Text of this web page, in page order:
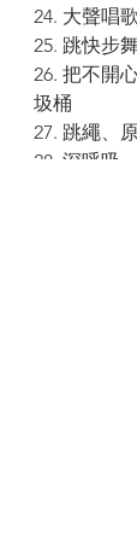
24. 大聲唱歌
25. 跳快步
26. 把不開
圾桶
27. 跳繩、
28. 深呼吸